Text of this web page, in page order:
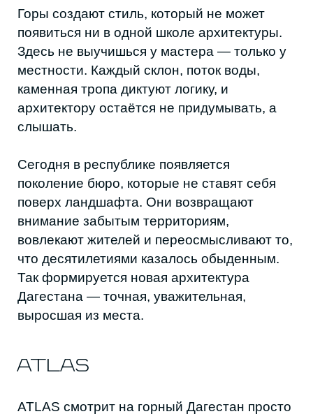
поколение бюро, которые не ставят себя
поверх ландшафта. Они возвращают
внимание забытым территориям,
вовлекают жителей и переосмысливают то,
что десятилетиями казалось обыденным.
Дагестана — точная, уважительная,
выросшая из места.
ATLAS смотрит на горный Дагестан просто
и точно: новая жизнь должна расти из
реальных привычек людей. Здесь рельеф,
вода и дороги сразу задают рамки — в
таких условиях невозможно принимать
решения вслепую.
Каждое горное село — это вертикальный
город с собственной логистикой.
То, что на равнине решается разметкой и
Понимание этой вертикальности —
архитектура здесь рассыпается.